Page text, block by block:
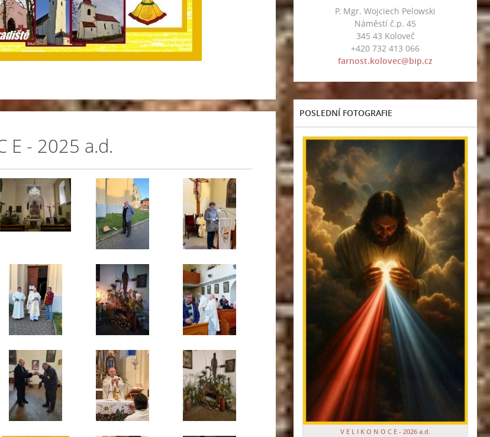
E - 2025 a.d.
P. Mgr. Wojciech Pelowski
Náměstí č.p. 45
345 43 Koloveč
+420 732 413 066
farnost.kolovec@bip.cz
POSLEDNÍ FOTOGRAFIE
V E L I K O N O C E - 2026 a.d.